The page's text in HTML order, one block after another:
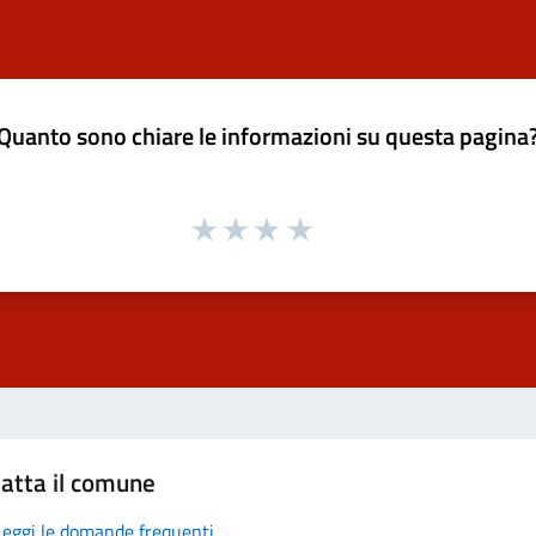
sono chiare le informazioni su questa
il comune